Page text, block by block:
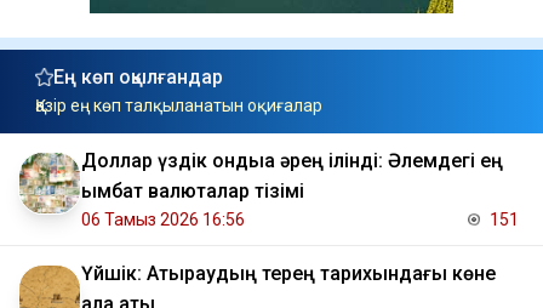
Ең көп оқылғандар
Қазір ең көп талқыланатын оқиғалар
Доллар үздік ондыққа әрең ілінді: Әлемдегі ең
қымбат валюталар тізімі
06 Тамыз 2026 16:56 151
Үйшік: Атыраудың терең тарихындағы көне